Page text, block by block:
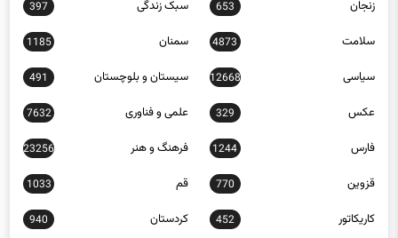
سلامت 4873 سمنان 1185
سیاسی 12668 سیستان و بلوچستان 491
عکس 329 علمی و فناوری 7632
فارس 1244 فرهنگ و هنر 23256
قزوین 770 قم 1033
کاریکاتور 452 کردستان 940
کرمان 1877 کرمانشاه 1232